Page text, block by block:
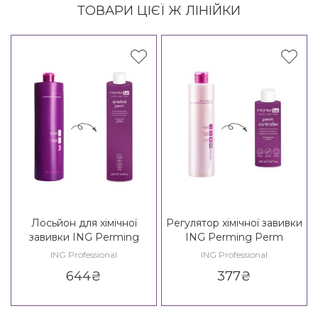
ТОВАРИ ЦІЄЇ Ж ЛІНІЙКИ
Лосьйон для хімічної
завивки ING Perming
Gradual Perm
ING Professional
644₴
Регулятор хімічної завивки
ING Perming Perm
Controller
ING Professional
377₴